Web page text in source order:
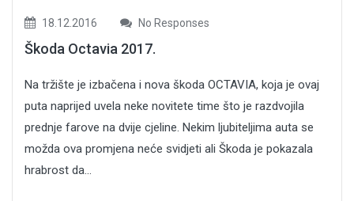
18.12.2016 No Responses
Škoda Octavia 2017.
Na tržište je izbačena i nova škoda OCTAVIA, koja je ovaj
puta naprijed uvela neke novitete time što je razdvojila
prednje farove na dvije cjeline. Nekim ljubiteljima auta se
možda ova promjena neće svidjeti ali Škoda je pokazala
hrabrost da...